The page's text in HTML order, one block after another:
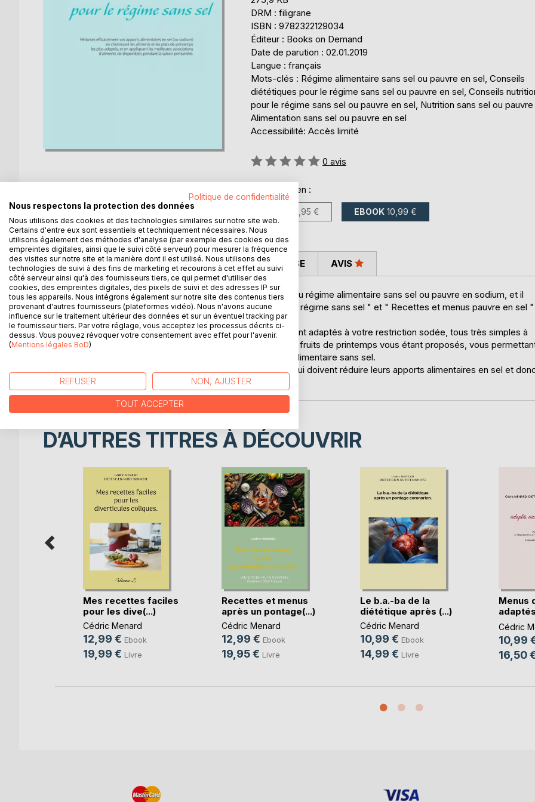
DRM : filigrane
ISBN : 9782322129034
Éditeur : Books on Demand
Date de parution : 02.01.2019
Langue : français
Mots-clés : Régime alimentaire sans sel ou pauvre en sel, Conseils
diététiques pour le régime sans sel ou pauvre en sel, Conseils
pour le régime sans sel ou pauvre en sel, Nutrition sans sel ou
Alimentation sans sel ou pauvre en sel
Accessibilité: Accès limité
Évaluation:
0 avis
Disponible en :
14,95 € EBOOK 10,99 €
DESCRIPTION
Cet ouvrage est dédié à toutes les personnes soumises au régime alimentaire sans sel ou pauvre en sodium, et il
offre aux détenteurs des ouvrages du même auteur : " Le régime sans sel " et " Recettes et menus pauvre en sel "
un ouvrage parfaitement complémentaire.
L'auteur vous propose trois mois de menus spécifiquement adaptés à votre restriction sodée, tous très simples à
mettre en pratique grâce à des plats, des légumes et des fruits de printemps vous étant proposés, vous
ainsi de mieux adapter votre alimentation à votre régime alimentaire sans sel.
Un ouvrage diététique de référence pour celles et ceux qui doivent réduire leurs apports alimentaires en sel et
en sodium grâce à leur alimentation !
AUTEUR(S) CRITIQUES PRESSE AVIS
D’AUTRES TITRES À DÉCOUVRIR
Mes recettes faciles
pour les dive(...)
Cédric Menard
12,99 € Ebook
19,99 € Livre
Recettes et menus
après un pontage(...)
Cédric Menard
12,99 € Ebook
19,95 € Livre
Le b.a.-ba de la
diététique après (...)
Cédric Menard
10,99 € Ebook
14,99 € Livre
Menus
Cédric
10,99
16,50
Politique de confidentialité
Nous respectons la protection des données
Nous utilisons des cookies et des technologies similaires sur notre site web.
Certains d'entre eux sont essentiels et techniquement nécessaires. Nous
utilisons également des méthodes d'analyse (par exemple des cookies ou des
empreintes digitales, ainsi que le suivi côté serveur) pour mesurer la fréquence
des visites sur notre site et la manière dont il est utilisé. Nous utilisons des
technologies de suivi à des fins de marketing et recourons à cet effet au suivi
côté serveur ainsi qu'à des fournisseurs tiers, ce qui permet d'utiliser des
cookies, des empreintes digitales, des pixels de suivi et des adresses IP sur
tous les appareils. Nous intégrons également sur notre site des contenus tiers
provenant d'autres fournisseurs (plateformes vidéo). Nous n'avons aucune
influence sur le traitement ultérieur des données et sur un éventuel tracking par
le fournisseur tiers. Par votre réglage, vous acceptez les processus décrits ci-
dessus. Vous pouvez révoquer votre consentement avec effet pour l'avenir.
(Mentions légales BoD)
REFUSER NON, AJUSTER
TOUT ACCEPTER